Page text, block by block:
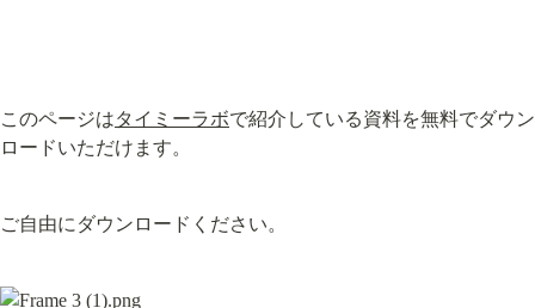
このページはタイミーラボで紹介している資料を無料でダウン
ロードいただけます。
ご自由にダウンロードください。